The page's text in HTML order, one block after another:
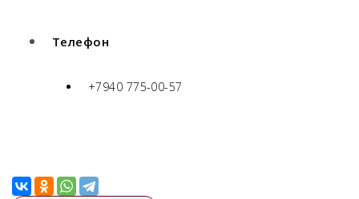
Телефон
+7940 775-00-57